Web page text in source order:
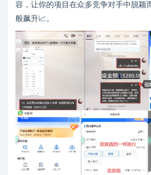
容，让你的项目在众多竞争对手中脱颖
般飙升📈。